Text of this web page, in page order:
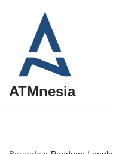
Lompat
konten
ATMnesia